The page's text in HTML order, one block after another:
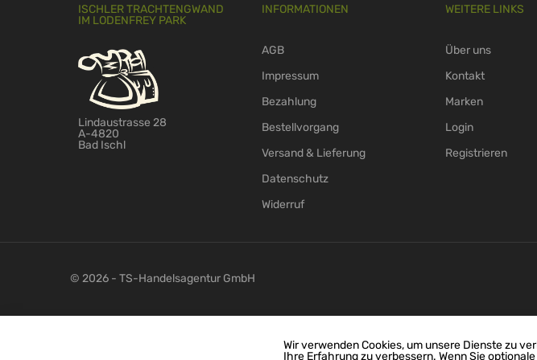
ISCHLER TRACHTENGWAND
IM LODENFREY PARK
Lindaustrasse 28
A-4820
Bad Ischl
INFORMATIONEN
AGB
Impressum
Bezahlung
Bestellvorgang
Versand & Lieferung
Datenschutz
Widerruf
WEITERE LINKS
Über uns
Kontakt
Marken
Login
Registrieren
© 2026 - TS-Handelsagentur GmbH
Wir verwenden Cookies, um unsere Dienste zu
Ihre Erfahrung zu verbessern. Wenn Sie